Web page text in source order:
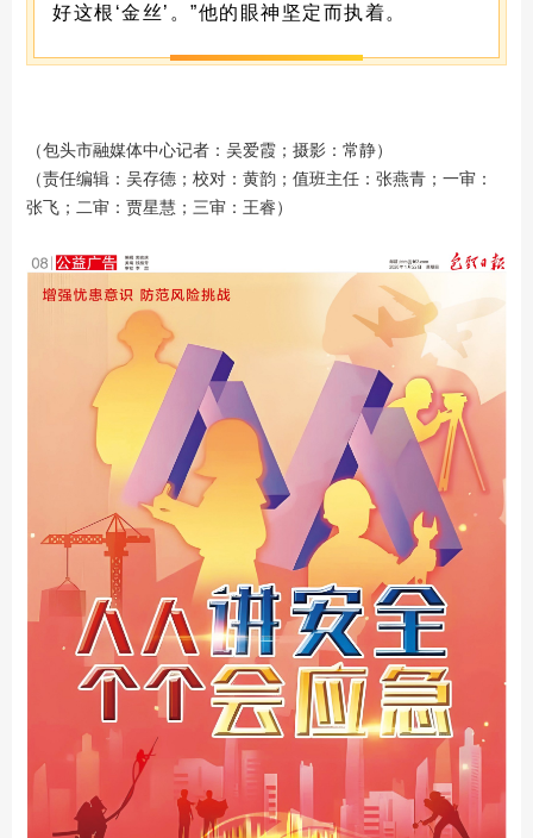
好这根‘金丝’。”他的眼神坚定而执着。
（包头市融媒体中心记者：吴爱霞；摄影：常静）
（责任编辑：吴存德；校对：黄韵；值班主任：张燕青；一审：
张飞；二审：贾星慧；三审：王睿）